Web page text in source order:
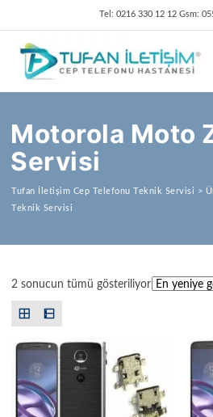
Tel: 0216 330 12 12 Gsm:
Motorola Moto
Servisi
Tufan İletişim Cep Telefonu Teknik Servisi >
Teknik Servisi
2 sonucun tümü gösteriliyorEn yeniye